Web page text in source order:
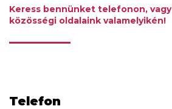
Keress bennünket telefonon, vagy
közösségi oldalaink valamelyikén!
Telefon